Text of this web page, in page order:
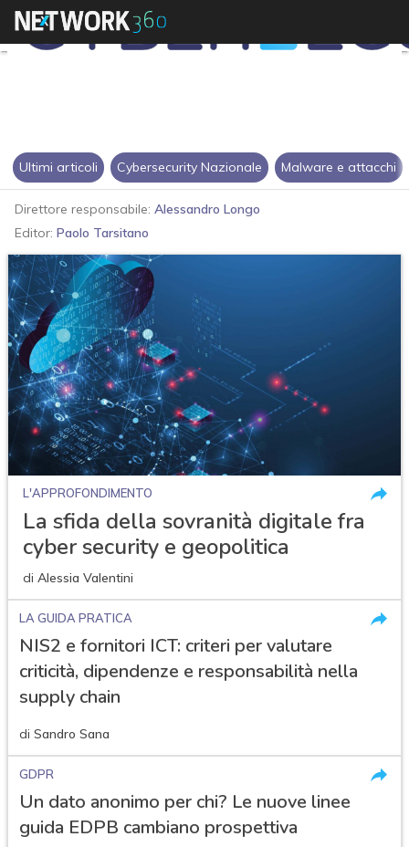
Ultimi articoli Cybersecurity Nazionale Malware e attacchi
Direttore responsabile: Alessandro Longo
Editor: Paolo Tarsitano
L'APPROFONDIMENTO
La sfida della sovranità digitale fra
cyber security e geopolitica
di Alessia Valentini
LA GUIDA PRATICA
NIS2 e fornitori ICT: criteri per valutare
criticità, dipendenze e responsabilità nella
supply chain
di Sandro Sana
GDPR
Un dato anonimo per chi? Le nuove linee
guida EDPB cambiano prospettiva